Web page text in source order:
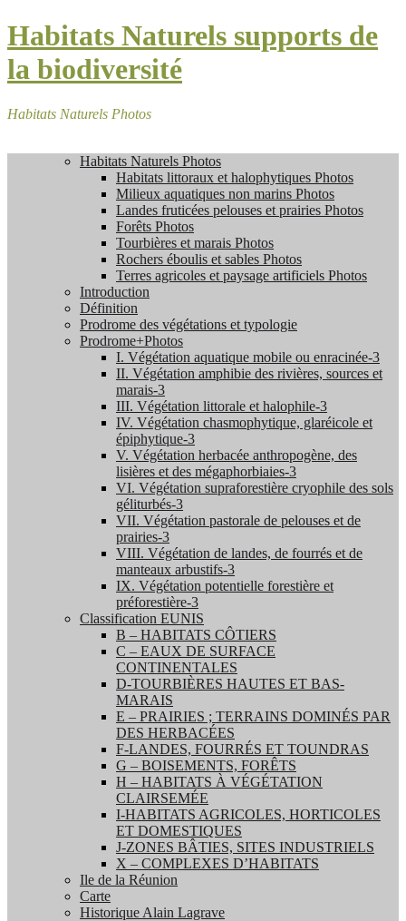
Habitats Naturels supports de
la biodiversité
Habitats Naturels Photos
Habitats Naturels Photos
Habitats littoraux et halophytiques Photos
Milieux aquatiques non marins Photos
Landes fruticées pelouses et prairies Photos
Forêts Photos
Tourbières et marais Photos
Rochers éboulis et sables Photos
Terres agricoles et paysage artificiels Photos
Introduction
Définition
Prodrome des végétations et typologie
Prodrome+Photos
I. Végétation aquatique mobile ou enracinée-3
II. Végétation amphibie des rivières, sources et
marais-3
III. Végétation littorale et halophile-3
IV. Végétation chasmophytique, glaréicole et
épiphytique-3
V. Végétation herbacée anthropogène, des
lisières et des mégaphorbiaies-3
VI. Végétation supraforestière cryophile des sols
géliturbés-3
VII. Végétation pastorale de pelouses et de
prairies-3
VIII. Végétation de landes, de fourrés et de
manteaux arbustifs-3
IX. Végétation potentielle forestière et
préforestière-3
Classification EUNIS
B – HABITATS CÔTIERS
C – EAUX DE SURFACE
CONTINENTALES
D-TOURBIÈRES HAUTES ET BAS-
MARAIS
E – PRAIRIES ; TERRAINS DOMINÉS PAR
DES HERBACÉES
F-LANDES, FOURRÉS ET TOUNDRAS
G – BOISEMENTS, FORÊTS
H – HABITATS À VÉGÉTATION
CLAIRSEMÉE
I-HABITATS AGRICOLES, HORTICOLES
ET DOMESTIQUES
J-ZONES BÂTIES, SITES INDUSTRIELS
X – COMPLEXES D’HABITATS
Ile de la Réunion
Carte
Historique Alain Lagrave